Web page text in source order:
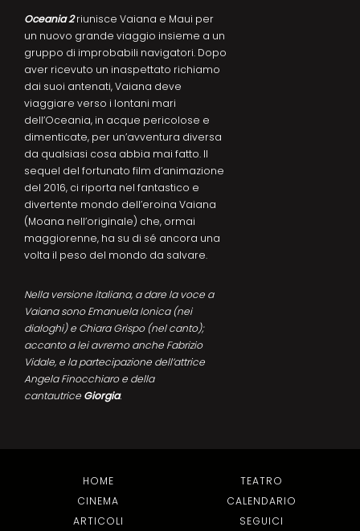
Oceania 2riunisce Vaiana e Maui per
un nuovo grande viaggio insieme a un
gruppo di improbabili navigatori. Dopo
aver ricevuto un inaspettato richiamo
dai suoi antenati, Vaiana deve
viaggiare verso i lontani mari
dell’Oceania, in acque pericolose e
dimenticate, per un’avventura diversa
da qualsiasi cosa abbia mai fatto. Il
sequel del fortunato film d’animazione
del 2016, ci riporta nel fantastico e
divertente mondo dell’eroina Vaiana
(Moana nell’originale) che, ormai
maggiorenne, ha su di sé ancora una
volta il peso del mondo da salvare.
Nella versione italiana, a dare la voce a
Vaiana sono Emanuela Ionica (nei
dialoghi) e Chiara Grispo (nel canto);
accanto a lei avremo anche Fabrizio
Vidale, e la partecipazione dell’attrice
Angela Finocchiaro e della
cantautrice Giorgia.
HOME
TEATRO
CINEMA
CALENDARIO
ARTICOLI
SEGUICI